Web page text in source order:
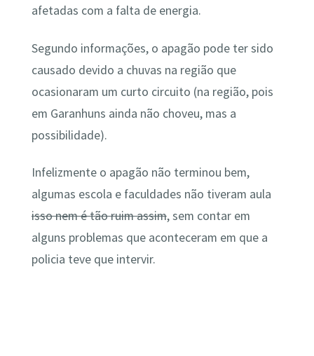
afetadas com a falta de energia.
Segundo informações, o apagão pode ter sido
causado devido a chuvas na região que
ocasionaram um curto circuito (na região, pois
em Garanhuns ainda não choveu, mas a
possibilidade).
Infelizmente o apagão não terminou bem,
algumas escola e faculdades não tiveram aula
isso nem é tão ruim assim, sem contar em
alguns problemas que aconteceram em que a
policia teve que intervir.